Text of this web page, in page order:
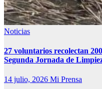
Noticias
27 voluntarios recolectan
Segunda Jornada de
14 julio, 2026 Mi Prensa